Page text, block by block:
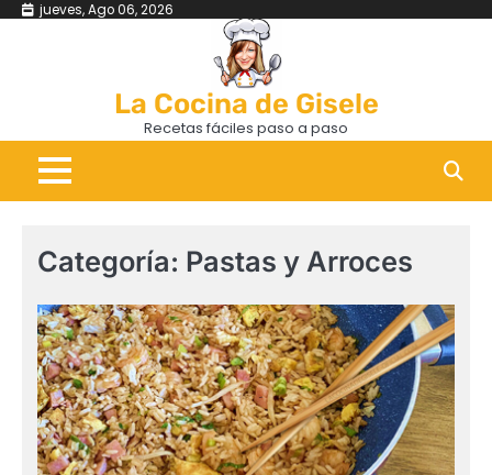
Skip jueves, Ago 06, 2026
La Cocina de Gisele
Recetas fáciles paso a paso
Categoría: Pastas y Arroces